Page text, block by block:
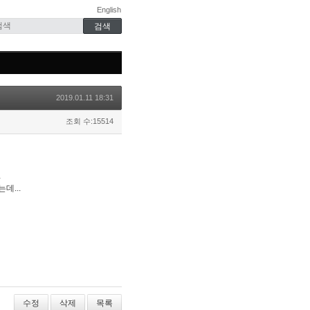
English
2019.01.11 18:31
조회 수:15514
데...
수정 삭제 목록